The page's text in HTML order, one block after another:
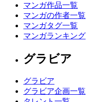
マンガ作品一覧
マンガの作者一覧
マンガタグ一覧
マンガランキング
グラビア
グラビア
グラビア企画一覧